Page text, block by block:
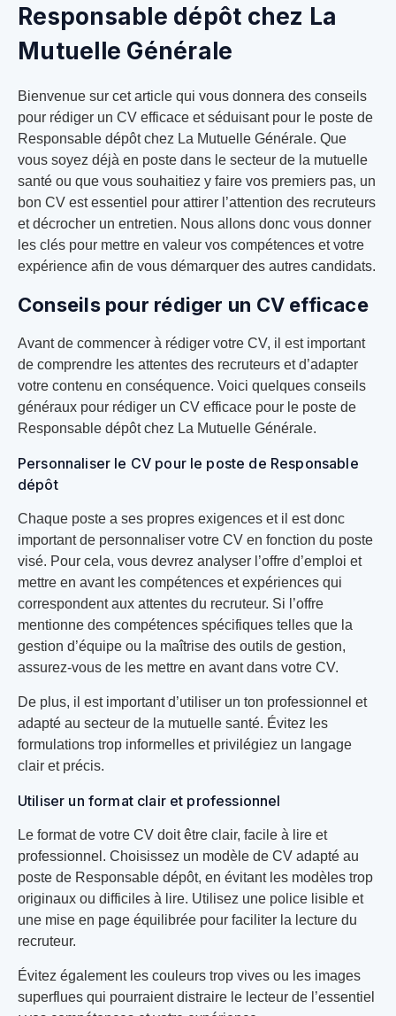
Responsable dépôt chez La
Mutuelle Générale
Bienvenue sur cet article qui vous donnera des conseils
pour rédiger un CV efficace et séduisant pour le poste de
Responsable dépôt chez La Mutuelle Générale. Que
vous soyez déjà en poste dans le secteur de la mutuelle
santé ou que vous souhaitiez y faire vos premiers pas, un
bon CV est essentiel pour attirer l’attention des recruteurs
et décrocher un entretien. Nous allons donc vous donner
les clés pour mettre en valeur vos compétences et votre
expérience afin de vous démarquer des autres candidats.
Conseils pour rédiger un CV efficace
Avant de commencer à rédiger votre CV, il est important
de comprendre les attentes des recruteurs et d’adapter
votre contenu en conséquence. Voici quelques conseils
généraux pour rédiger un CV efficace pour le poste de
Responsable dépôt chez La Mutuelle Générale.
Personnaliser le CV pour le poste de Responsable
dépôt
Chaque poste a ses propres exigences et il est donc
important de personnaliser votre CV en fonction du poste
visé. Pour cela, vous devrez analyser l’offre d’emploi et
mettre en avant les compétences et expériences qui
correspondent aux attentes du recruteur. Si l’offre
mentionne des compétences spécifiques telles que la
gestion d’équipe ou la maîtrise des outils de gestion,
assurez-vous de les mettre en avant dans votre CV.
De plus, il est important d’utiliser un ton professionnel et
adapté au secteur de la mutuelle santé. Évitez les
formulations trop informelles et privilégiez un langage
clair et précis.
Utiliser un format clair et professionnel
Le format de votre CV doit être clair, facile à lire et
professionnel. Choisissez un modèle de CV adapté au
poste de Responsable dépôt, en évitant les modèles trop
originaux ou difficiles à lire. Utilisez une police lisible et
une mise en page équilibrée pour faciliter la lecture du
recruteur.
Évitez également les couleurs trop vives ou les images
superflues qui pourraient distraire le lecteur de l’essentiel